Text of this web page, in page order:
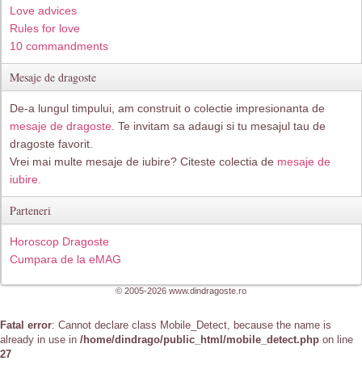
Love advices
Rules for love
10 commandments
Mesaje de dragoste
De-a lungul timpului, am construit o colectie impresionanta de
mesaje de dragoste . Te invitam sa adaugi si tu mesajul tau de
dragoste favorit.
Vrei mai multe mesaje de iubire? Citeste colectia de mesaje de
iubire.
Parteneri
Horoscop Dragoste
Cumpara de la eMAG
© 2005-2026 www.dindragoste.ro
Fatal error: Cannot declare class Mobile_Detect, because the name is
already in use in /home/dindrago/public_html/mobile_detect.php on line
27